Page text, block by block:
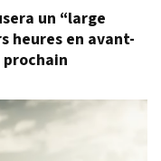
un “large
heures en avant-